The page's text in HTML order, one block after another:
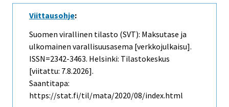
Viittausohje:
Suomen virallinen tilasto (SVT): Maksutase ja
ulkomainen varallisuusasema [verkkojulkaisu].
ISSN=2342-3463. Helsinki: Tilastokeskus
[viitattu: 7.8.2026].
Saantitapa:
https://stat.fi/til/mata/2020/08/index.html